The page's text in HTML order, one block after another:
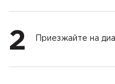
2 Приезжайте на